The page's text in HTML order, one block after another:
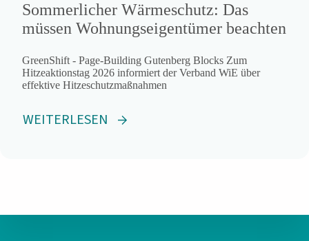
Sommerlicher Wärmeschutz: Das
müssen Wohnungseigentümer beachten
GreenShift - Page-Building Gutenberg Blocks Zum
Hitzeaktionstag 2026 informiert der Verband WiE über
effektive Hitzeschutzmaßnahmen
WEITERLESEN